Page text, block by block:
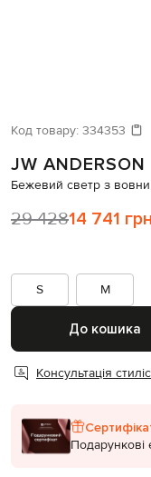
Код товару: 334353
JW ANDERSON
Бежевий светр з вовни
29 42814 741 грн
S
M
До кошика
Консультація
Подарункові